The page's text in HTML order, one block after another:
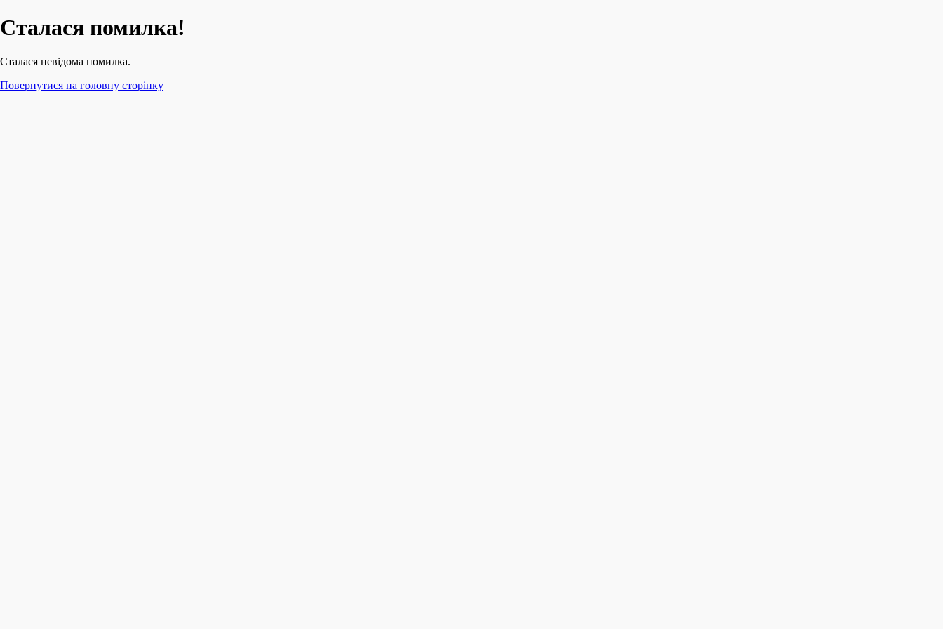
Сталася помилка!
Сталася невідома помилка.
Повернутися на головну сторінку